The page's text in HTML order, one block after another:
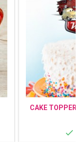
CAKE TOPPER
